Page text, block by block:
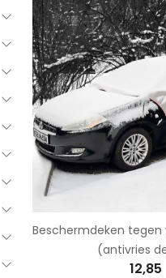
Beschermdeken
(antivries
12,85